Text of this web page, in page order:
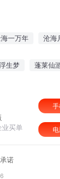
一万年 沧海
生梦 蓬莱仙
业买单
诺